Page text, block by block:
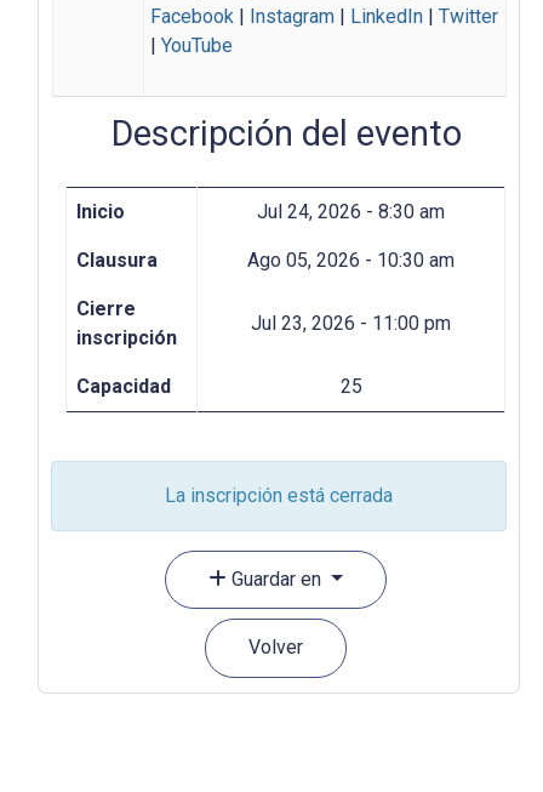
Facebook| Instagram| LinkedIn| Twitter
| YouTube
Descripción del evento
Inicio Jul 24, 2026 - 8:30 am
Clausura Ago 05, 2026 - 10:30 am
Cierre
inscripción
Jul 23, 2026 - 11:00 pm
Capacidad 25
La inscripción está cerrada
Guardar en
Volver